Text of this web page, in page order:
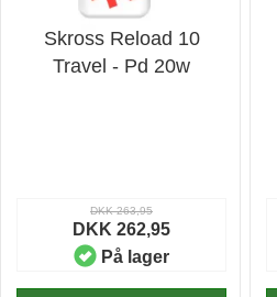
Skross Reload 10
Travel - Pd 20w
DKK 263,95
DKK 262,95
På lager